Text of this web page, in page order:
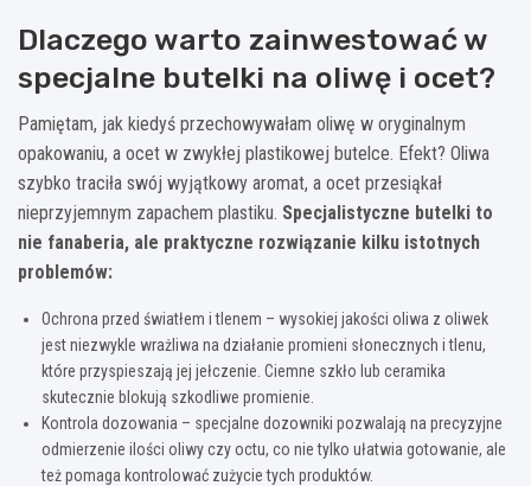
Dlaczego warto zainwestować w
specjalne butelki na oliwę i ocet?
Pamiętam, jak kiedyś przechowywałam oliwę w oryginalnym
opakowaniu, a ocet w zwykłej plastikowej butelce. Efekt? Oliwa
szybko traciła swój wyjątkowy aromat, a ocet przesiąkał
nieprzyjemnym zapachem plastiku. Specjalistyczne butelki to
nie fanaberia, ale praktyczne rozwiązanie kilku istotnych
problemów:
Ochrona przed światłem i tlenem – wysokiej jakości oliwa z oliwek
jest niezwykle wrażliwa na działanie promieni słonecznych i tlenu,
które przyspieszają jej jełczenie. Ciemne szkło lub ceramika
skutecznie blokują szkodliwe promienie.
Kontrola dozowania – specjalne dozowniki pozwalają na precyzyjne
odmierzenie ilości oliwy czy octu, co nie tylko ułatwia gotowanie, ale
też pomaga kontrolować zużycie tych produktów.